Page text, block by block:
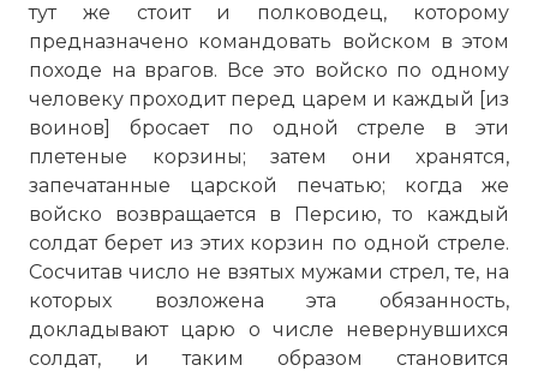
тут же стоит и полководец, которому
предназначено командовать войском в этом
походе на врагов. Все это войско по одному
человеку проходит перед царем и каждый [из
воинов] бросает по одной стреле в эти
плетеные корзины; затем они хранятся,
запечатанные царской печатью; когда же
войско возвращается в Персию, то каждый
солдат берет из этих корзин по одной стреле.
Сосчитав число не взятых мужами стрел, те, на
которых возложена эта обязанность,
докладывают царю о числе невернувшихся
солдат, и таким образом становится